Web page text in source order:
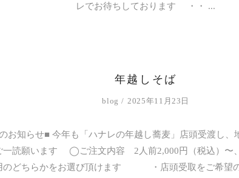
レでお待ちしております ・・
年越しそば
blog 2025年11月23日
お知らせ■ 今年も「ハナレの年越し蕎麦」店頭受渡し、
一読願います ◯ご注文内容 2人前2,000円（税込）〜
のどちらかをお選び頂けます ・店頭受取をご希望